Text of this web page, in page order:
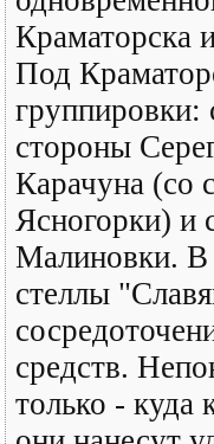
Краматорска
Под
группировки:
стороны
Карачуна (со
Ясногорки) и
Малиновки. В
стеллы
средств.
только - куда